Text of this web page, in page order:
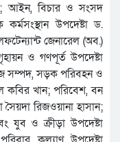
আইন, বিচার ও সংসদ
উপদেষ্টা ড.
জেনারেল (অব.)
ও গণপূর্ত উপদেষ্টা
সম্পদ, সড়ক পরিবহন ও
কবির খান; পরিবেশ, বন
রিজওয়ানা হাসান;
যুব ও ক্রীড়া উপদেষ্টা